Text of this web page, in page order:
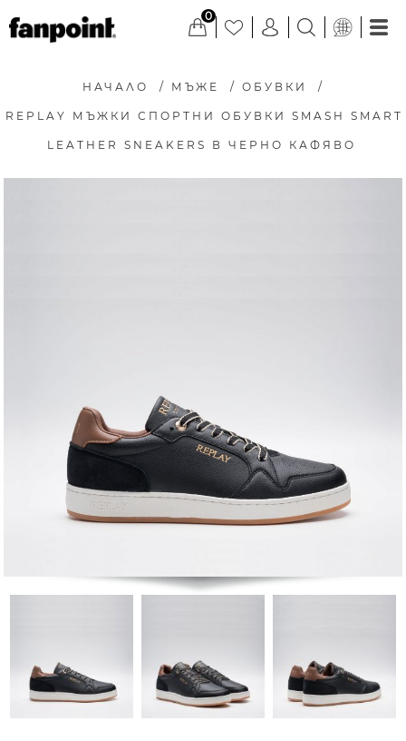
0
НАЧАЛО / МЪЖЕ / ОБУВКИ /
REPLAY МЪЖКИ СПОРТНИ ОБУВКИ SMASH SMART
LEATHER SNEAKERS В ЧЕРНО КАФЯВО